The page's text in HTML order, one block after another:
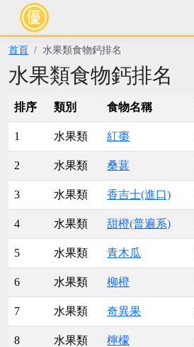
首頁 水果類食物鈣排名
水果類食物鈣排名
排序 類別 食物名稱
1 水果類 紅棗
2 水果類 桑葚
3 水果類 香吉士(進口)
4 水果類 甜橙(普遍系)
5 水果類 青木瓜
6 水果類 柳橙
7 水果類 奇異果
8 水果類 檸檬